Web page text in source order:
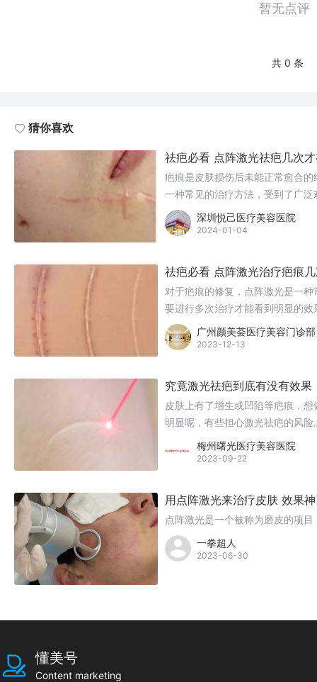
暂无点评
共 0 条
猜你喜欢
祛疤必看 点阵激光祛疤几次
疤痕是皮肤损伤后未能正常愈合
一种常见的治疗方法，受到了广
次才有效果呢？
深圳悦己医疗美容医院
2024-01-04
祛疤必看 点阵激光治疗疤痕
对于疤痕的修复，点阵激光是一
要进行多次治疗才能看到明显的
广州颜美荟医疗美容门诊部
2023-12-13
究竟激光祛疤到底有没有效果
皮肤上有了增生或凹陷等疤痕，
明显呢，有些担心激光祛疤的风
心的术后风险是这些哦。下面就
梅州曙光医疗美容医院
2023-09-22
用点阵激光来治疗皮肤 效果
点阵激光是一个被称为磨皮的项
一拳超人
2023-06-30
懂美号
Content marketing